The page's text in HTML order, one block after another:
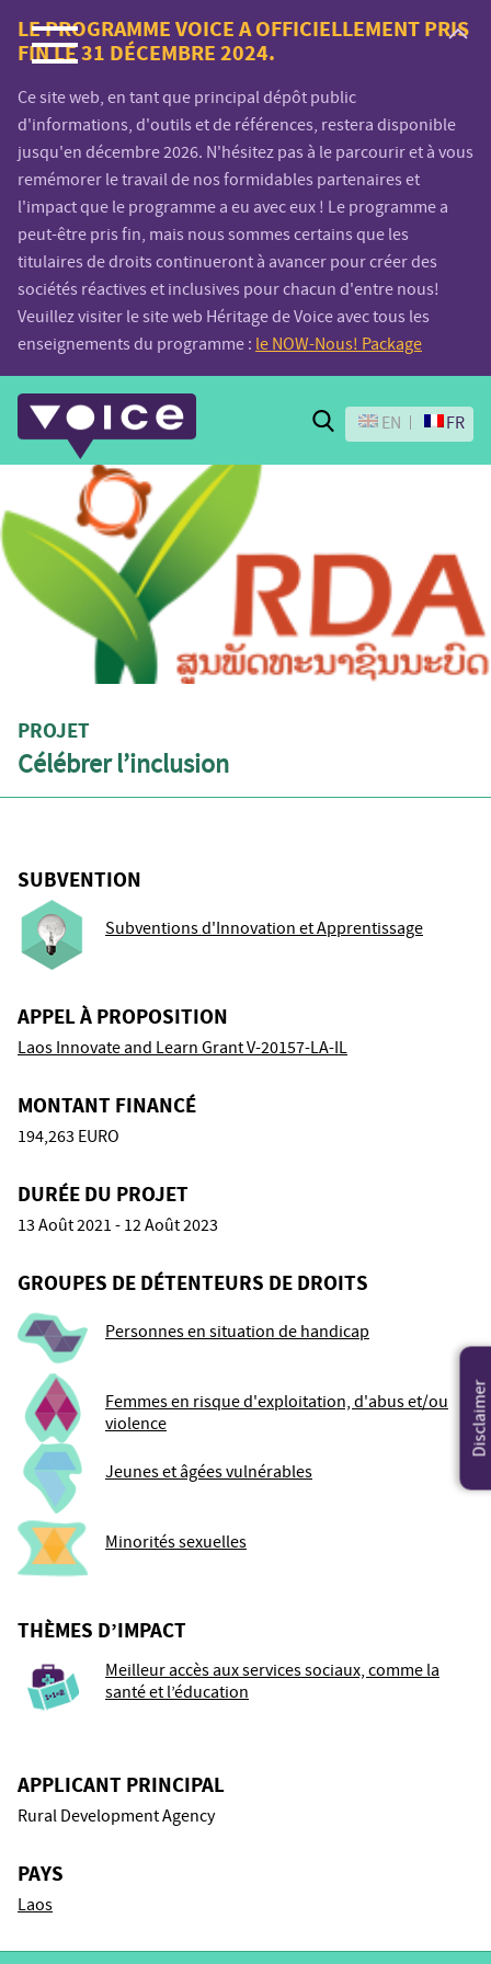
Voice.Global
website
LE PROGRAMME VOICE A OFFICIELLEMENT PRIS
FIN LE 31 DÉCEMBRE 2024.
Ce site web, en tant que principal dépôt public
d'informations, d'outils et de références, restera disponible
jusqu'en décembre 2026. N'hésitez pas à le parcourir et à vous
remémorer le travail de nos formidables partenaires et
l'impact que le programme a eu avec eux ! Le programme a
peut-être pris fin, mais nous sommes certains que les
titulaires de droits continueront à avancer pour créer des
sociétés réactives et inclusives pour chacun d'entre nous!
Veuillez visiter le site web Héritage de Voice avec tous les
enseignements du programme : le NOW-Nous! Package
Search
EN FR
PROJET
Célébrer l’inclusion
SUBVENTION
Subventions d'Innovation et Apprentissage
APPEL À PROPOSITION
Laos Innovate and Learn Grant V-20157-LA-IL
MONTANT FINANCÉ
194,263 EURO
DURÉE DU PROJET
13 Août 2021 - 12 Août 2023
GROUPES DE DÉTENTEURS DE DROITS
Personnes en situation de handicap
Femmes en risque d'exploitation, d'abus et/ou
violence
Jeunes et âgées vulnérables
Minorités sexuelles
THÈMES D’IMPACT
Meilleur accès aux services sociaux, comme la
santé et l’éducation
APPLICANT PRINCIPAL
Rural Development Agency
PAYS
Laos
Disclaimer